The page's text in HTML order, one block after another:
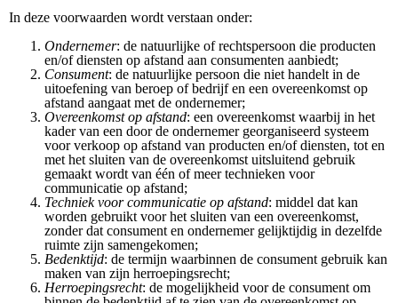
In deze voorwaarden wordt verstaan onder:
Ondernemer: de natuurlijke of rechtspersoon die producten
en/of diensten op afstand aan consumenten aanbiedt;
Consument: de natuurlijke persoon die niet handelt in de
uitoefening van beroep of bedrijf en een overeenkomst op
afstand aangaat met de ondernemer;
Overeenkomst op afstand: een overeenkomst waarbij in het
kader van een door de ondernemer georganiseerd systeem
voor verkoop op afstand van producten en/of diensten, tot en
met het sluiten van de overeenkomst uitsluitend gebruik
gemaakt wordt van één of meer technieken voor
communicatie op afstand;
Techniek voor communicatie op afstand: middel dat kan
worden gebruikt voor het sluiten van een overeenkomst,
zonder dat consument en ondernemer gelijktijdig in dezelfde
ruimte zijn samengekomen;
Bedenktijd: de termijn waarbinnen de consument gebruik kan
maken van zijn herroepingsrecht;
Herroepingsrecht: de mogelijkheid voor de consument om